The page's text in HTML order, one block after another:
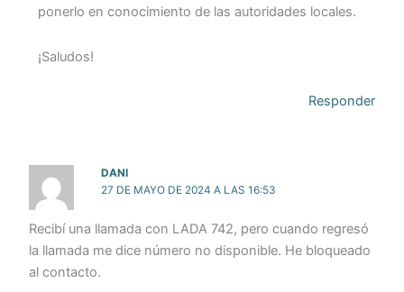
ponerlo en conocimiento de las autoridades locales.
¡Saludos!
Responder
DANI
27 DE MAYO DE 2024 A LAS 16:53
Recibí una llamada con LADA 742, pero cuando regresó
la llamada me dice número no disponible. He bloqueado
al contacto.